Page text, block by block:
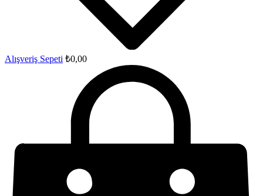
Alışveriş Sepeti ₺0,00